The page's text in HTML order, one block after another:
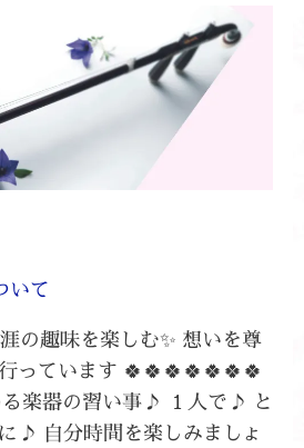
いて
の趣味を楽しむ✨ 想いを尊
っています 🍀🍀🍀🍀🍀🍀🍀
楽器の習い事♪ １人で♪ と
♪ 自分時間を楽しみましょ